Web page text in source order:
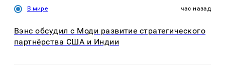
В мире час назад
Вэнс обсудил с Моди развитие стратегического
партнёрства США и Индии